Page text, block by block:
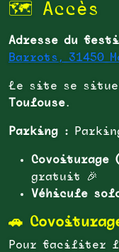
🗺️ Accès
Adresse du
Barrots, 31450
Le site se
Toulouse.
Parking :
Covoiturage
gratuit 🎉
Véhicule
🚗
Pour faciliter